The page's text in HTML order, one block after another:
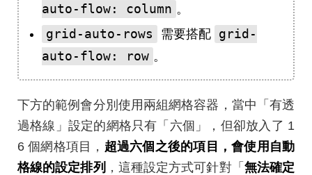
auto-flow: column 。
grid-auto-rows 需要搭配 grid-
auto-flow: row 。
下方的範例會分別使用兩組網格容器，當中「有透
過格線」設定的網格只有「六個」，但卻放入了 1
6 個網格項目， 超過六個之後的項目，會使用自動
格線的設定排列 ，這種設定方式可針對「 無法確定